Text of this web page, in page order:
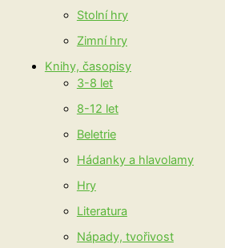
Stolní hry
Zimní hry
Knihy, časopisy
3-8 let
8-12 let
Beletrie
Hádanky a hlavolamy
Hry
Literatura
Nápady, tvořivost